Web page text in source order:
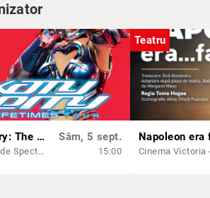
Katy Perry: The Lifetimes Tour - Live From Paris - (regia Paul Dugdale) - PREMIERĂ - AG
Sala Mare de Spectacole ,,Radu Beligan'' Ateneul din Iași
Sâm, 5 sept.
15:00
Teatru